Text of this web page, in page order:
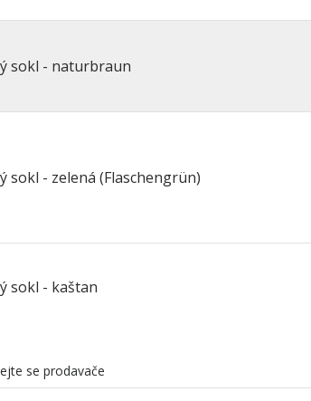
sokl - naturbraun
sokl - zelená (Flaschengrün)
sokl - kaštan
se prodavače